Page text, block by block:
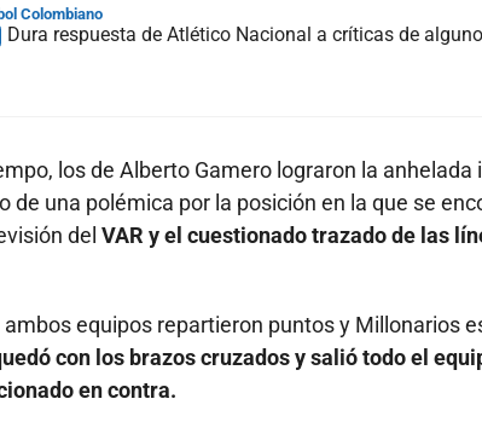
Colombiano
Dura respuesta de Atlético Nacional a críticas de
los de Alberto Gamero lograron la
de una polémica por la posición en la que se
del VAR y el cuestionado trazado de las
equipos repartieron puntos y Millonarios
con los brazos cruzados y salió todo el
en contra.